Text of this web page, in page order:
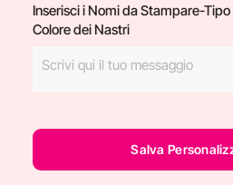
Inserisci i Nomi da Stampare-
Colore dei Nastri
Salva